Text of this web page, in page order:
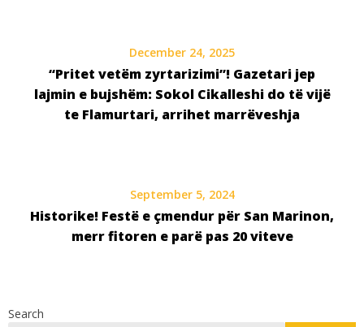
December 24, 2025
“Pritet vetëm zyrtarizimi”! Gazetari jep
lajmin e bujshëm: Sokol Cikalleshi do të vijë
te Flamurtari, arrihet marrëveshja
September 5, 2024
Historike! Festë e çmendur për San Marinon,
merr fitoren e parë pas 20 viteve
Search